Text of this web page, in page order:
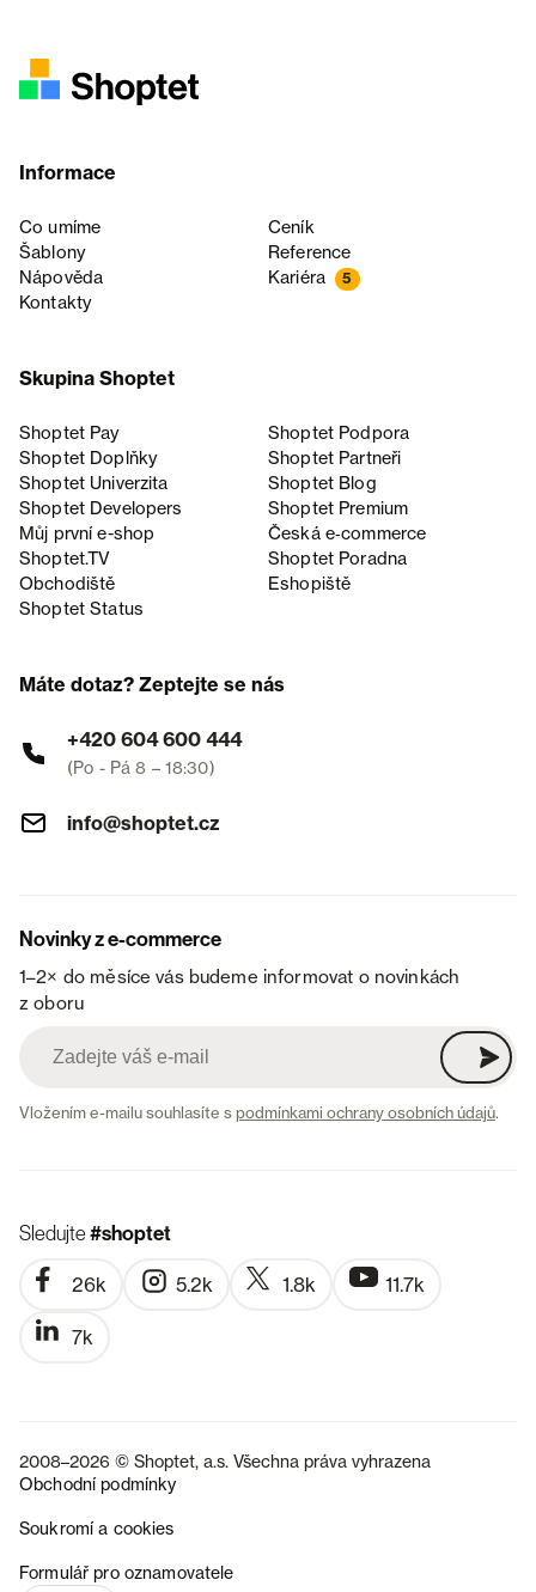
Informace
Co umíme
Ceník
Šablony
Reference
Nápověda
Kariéra 5
Kontakty
Skupina Shoptet
Shoptet Pay
Shoptet Podpora
Shoptet Doplňky
Shoptet Partneři
Shoptet Univerzita
Shoptet Blog
Shoptet Developers
Shoptet Premium
Můj první e-shop
Česká e‑commerce
Shoptet.TV
Shoptet Poradna
Obchodiště
Eshopiště
Shoptet Status
Máte dotaz? Zeptejte se nás
+420 604 600 444
(Po - Pá 8 – 18:30)
info@shoptet.cz
Novinky z e-commerce
1–2× do měsíce vás budeme informovat o novinkách
z oboru
Vložením e-mailu souhlasíte spodmínkami ochrany osobních údajů.
Sledujte#shoptet
26k 5.2k 1.8k 11.7k
7k
2008–2026 © Shoptet, a.s. Všechna práva vyhrazena
Obchodní podmínky
Soukromí a cookies
Formulář pro oznamovatele